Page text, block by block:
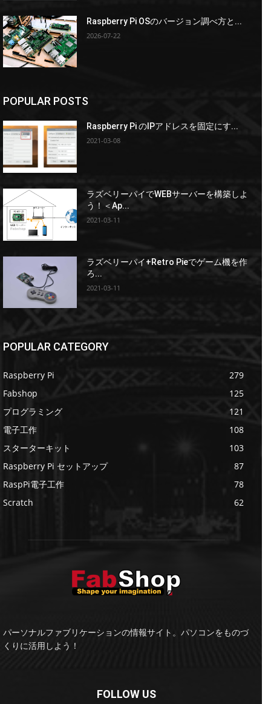
Raspberry Pi OSのバージョン調べ方と...
2026-07-22
POPULAR POSTS
Raspberry Pi のIPアドレスを固定にす...
2021-03-08
ラズベリーパイでWEBサーバーを構築しよ
う！＜Ap...
2021-03-11
ラズベリーパイ+Retro Pieでゲーム機を作
ろ...
2021-03-11
POPULAR CATEGORY
Raspberry Pi
279
Fabshop
125
プログラミング
121
電子工作
108
スターターキット
103
Raspberry Pi セットアップ
87
RaspPi電子工作
78
Scratch
62
パーソナルファブリケーションの情報サイト。パソコンをものづ
くりに活用しよう！
FOLLOW US